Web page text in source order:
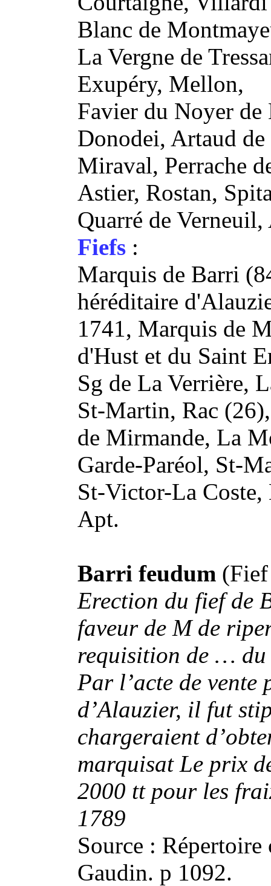
Blanc de
La Vergne de
Exupéry, Mellon,
Favier du Noyer de
Donodei, Artaud
Miraval, Perrache
Astier, Rostan,
Quarré de Verneuil,
Fiefs :
Marquis de Barri
héréditaire
1741, Marquis de
d'Hust et du Saint
Sg de La Verrière,
St-Martin, Rac
de Mirmande, La
Garde-Paréol, St-
St-Victor-La Coste,
Apt.
Barri feudum
Erection du fief de
faveur de M de
requisition de … du
Par l’acte de vente
d’Alauzier, il fut
chargeraient
marquisat Le prix
2000 tt pour les
1789
Source : Répertoire
Gaudin. p 1092.